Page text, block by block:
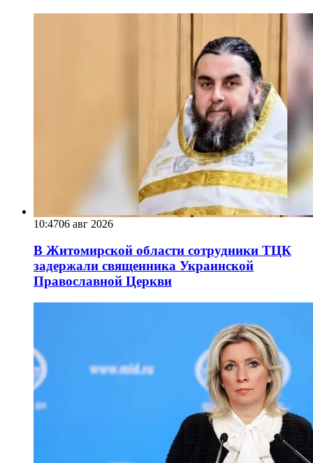
10:4706 авг 2026
В Житомирской области сотрудники ТЦК
задержали священника Украинской
Православной Церкви